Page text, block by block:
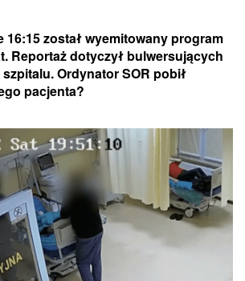
16:15 został wyemitowany program
Reportaż dotyczył bulwersujących
Ordynator SOR pobił
pacjenta?